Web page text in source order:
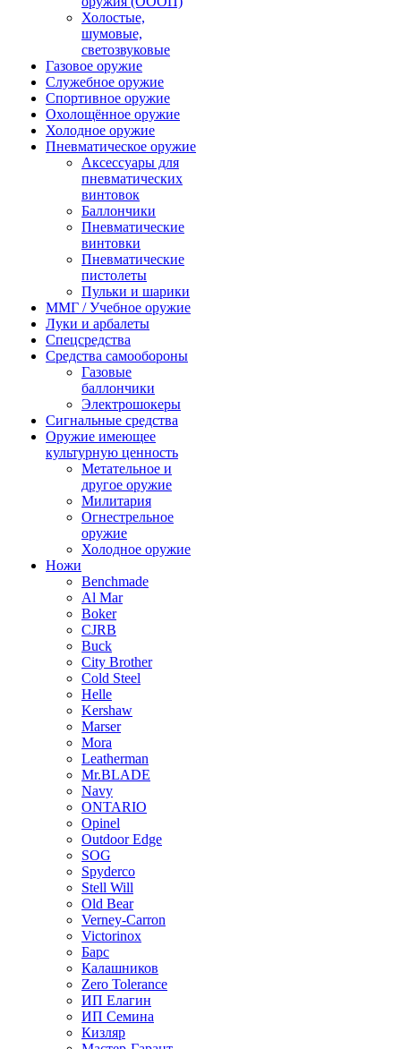
Холостые,
шумовые,
светозвуковые
Газовое оружие
Служебное оружие
Спортивное оружие
Охолощённое оружие
Холодное оружие
Пневматическое оружие
Аксессуары для
пневматических
винтовок
Баллончики
Пневматические
винтовки
Пневматические
пистолеты
Пульки и шарики
ММГ / Учебное оружие
Луки и арбалеты
Спецсредства
Средства самообороны
Газовые
баллончики
Электрошокеры
Сигнальные средства
Оружие имеющее
культурную ценность
Метательное и
другое оружие
Милитария
Огнестрельное
оружие
Холодное оружие
Ножи
Benchmade
Al Mar
Boker
CJRB
Buck
City Brother
Cold Steel
Helle
Kershaw
Marser
Mora
Leatherman
Mr.BLADE
Navy
ONTARIO
Opinel
Outdoor Edge
SOG
Spyderco
Stell Will
Old Bear
Verney-Carron
Victorinox
Барс
Калашников
Zero Tolerance
ИП Елагин
ИП Семина
Кизляр